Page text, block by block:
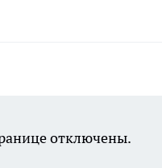
отключены.